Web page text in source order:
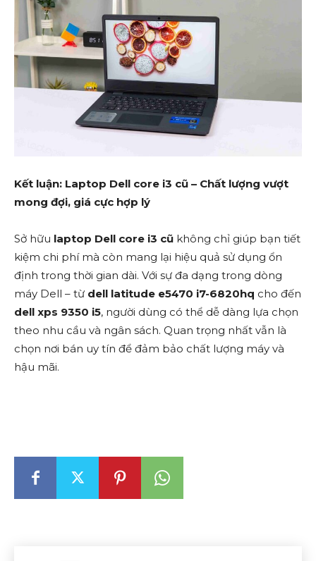
Kết luận: Laptop Dell core i3 cũ – Chất lượng vượt
mong đợi, giá cực hợp lý
Sở hữu laptop Dell core i3 cũ không chỉ giúp bạn tiết
kiệm chi phí mà còn mang lại hiệu quả sử dụng ổn
định trong thời gian dài. Với sự đa dạng trong dòng
máy Dell – từ dell latitude e5470 i7-6820hq cho đến
dell xps 9350 i5, người dùng có thể dễ dàng lựa chọn
theo nhu cầu và ngân sách. Quan trọng nhất vẫn là
chọn nơi bán uy tín để đảm bảo chất lượng máy và
hậu mãi.